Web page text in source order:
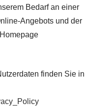
Bedarf an einer
Angebots und der
finden Sie in